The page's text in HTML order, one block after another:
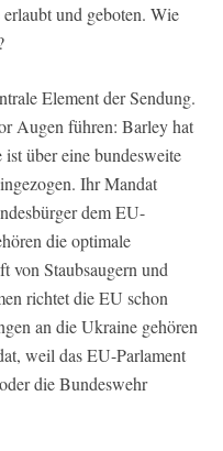
und geboten. Wie
Element der Sendung.
Augen führen: Barley hat
über eine bundesweite
Ihr Mandat
dem EU-
die optimale
von Staubsaugern und
richtet die EU schon
an die Ukraine gehören
weil das EU-Parlament
die Bundeswehr